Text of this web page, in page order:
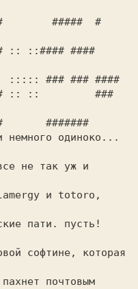
#####  #
:: ::#### ####
### ### ####
:: ::         ###
немного одиноко...
не так уж и
lamergy и totoro,
пати. пусть!
софтине, которая
почтовым